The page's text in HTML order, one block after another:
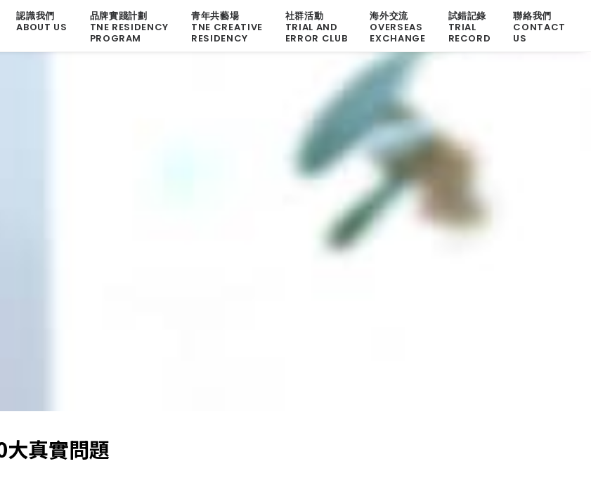
認識我們
ABOUT US
品牌實踐計劃
TNE RESIDENCY
PROGRAM
青年共藝場
TNE CREATIVE
RESIDENCY
社群活動
TRIAL AND
ERROR CLUB
海外交流
OVERSEAS
EXCHANGE
試錯記錄
TRIAL
RECORD
聯絡我們
CONTACT
US
真實問題